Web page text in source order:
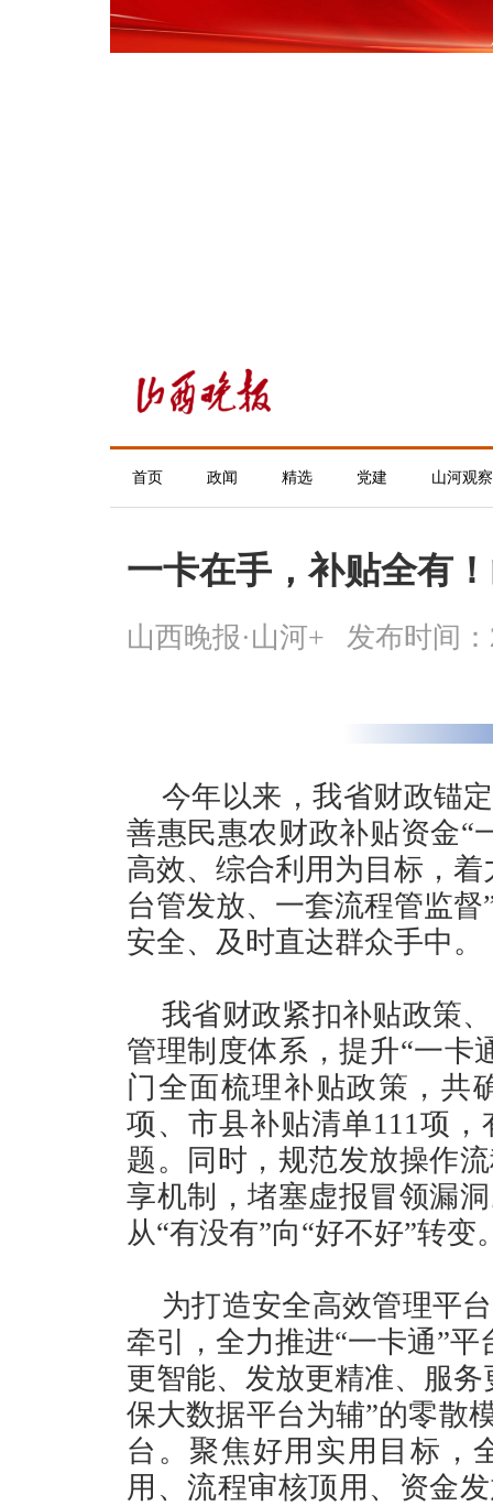
首页 政闻 精选 党建 山河观察
一卡在手，补贴全有
山西晚报·山河+ 发布时间：
今年以来，我省财政锚
善惠民惠农财政补贴资金“
高效、综合利用为目标，
台管发放、一套流程管监
安全、及时直达群众手中。
我省财政紧扣补贴政策
管理制度体系，提升“一卡
门全面梳理补贴政策，共
项、市县补贴清单111项
题。同时，规范发放操作
享机制，堵塞虚报冒领漏
从“有没有”向“好不好”转变
为打造安全高效管理平
牵引，全力推进“一卡通”
更智能、发放更精准、服
保大数据平台为辅”的零散
台。聚焦好用实用目标，
用、流程审核顶用、资金